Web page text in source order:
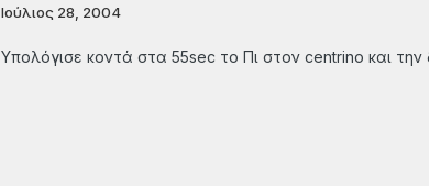
Ιούλιος 28, 2004
Υπολόγισε κοντά στα 55sec το Πι στον centrino και την